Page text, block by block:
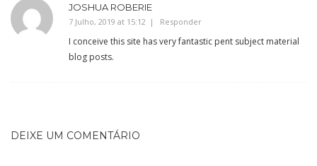
JOSHUA ROBERIE
7 Julho, 2019 at 15:12 Responder
I conceive this site has very fantastic pent subject material
blog posts.
DEIXE UM COMENTÁRIO